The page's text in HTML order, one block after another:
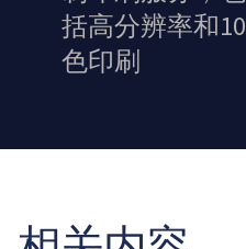
括高分辨率和10
色印刷